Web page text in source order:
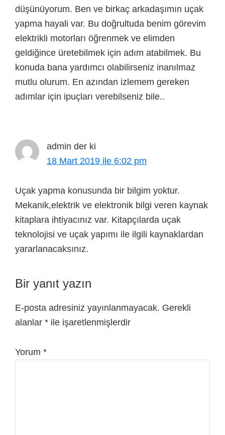
düşünüyorum. Ben ve birkaç arkadaşımın uçak
yapma hayali var. Bu doğrultuda benim görevim
elektrikli motorları öğrenmek ve elimden
geldiğince üretebilmek için adım atabilmek. Bu
konuda bana yardımcı olabilirseniz inanılmaz
mutlu olurum. En azından izlemem gereken
adımlar için ipuçları verebilseniz bile..
admin der ki
18 Mart 2019 ile 6:02 pm
Uçak yapma konusunda bir bilgim yoktur.
Mekanik,elektrik ve elektronik bilgi veren kaynak
kitaplara ihtiyacınız var. Kitapçılarda uçak
teknolojisi ve uçak yapımı ile ilgili kaynaklardan
yararlanacaksınız.
Bir yanıt yazın
E-posta adresiniz yayınlanmayacak. Gerekli
alanlar * ile işaretlenmişlerdir
Yorum *